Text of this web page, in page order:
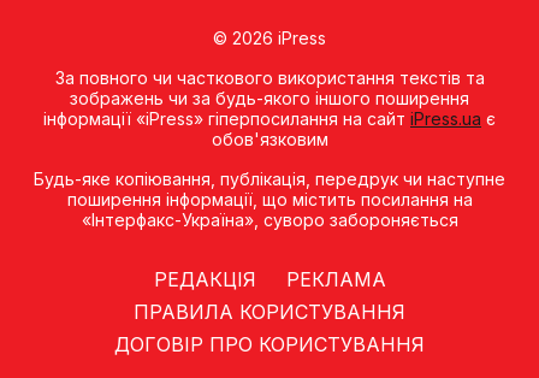
© 2026 iPress
За повного чи часткового використання текстів та
зображень чи за будь-якого іншого поширення
інформації «iPress» гіперпосилання на сайт iPress.ua є
обов'язковим
Будь-яке копiювання, публiкацiя, передрук чи наступне
поширення iнформацiї, що мiстить посилання на
«Iнтерфакс-Україна», суворо забороняється
РЕДАКЦІЯ
РЕКЛАМА
ПРАВИЛА КОРИСТУВАННЯ
ДОГОВІР ПРО КОРИСТУВАННЯ